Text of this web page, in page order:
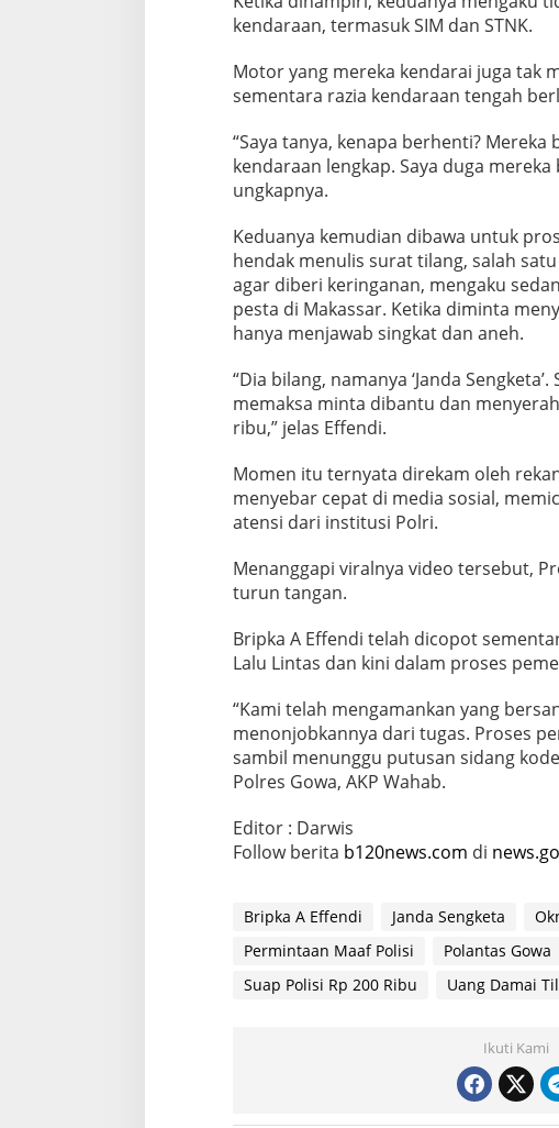
kendaraan, termasuk SIM dan STNK.
Motor yang mereka kendarai juga tak
sementara razia kendaraan tengah
“Saya tanya, kenapa berhenti?
kendaraan lengkap. Saya duga
ungkapnya.
Keduanya kemudian dibawa untuk
hendak menulis surat tilang, salah
agar diberi keringanan, mengaku
pesta di Makassar. Ketika diminta
hanya menjawab singkat dan aneh.
“Dia bilang, namanya ‘Janda
memaksa minta dibantu dan
ribu,” jelas Effendi.
Momen itu ternyata direkam oleh
menyebar cepat di media sosial,
atensi dari institusi Polri.
Menanggapi viralnya video tersebut,
turun tangan.
Bripka A Effendi telah dicopot
Lalu Lintas dan kini dalam proses
“Kami telah mengamankan yang
menonjobkannya dari tugas. Proses
sambil menunggu putusan sidang
Polres Gowa, AKP Wahab.
Editor : Darwis
Follow berita b120news.com di
Bripka A Effendi Janda Sengketa
Permintaan Maaf Polisi
Polantas Gowa
Suap Polisi Rp 200 Ribu
Uang Damai
Ikuti Kami